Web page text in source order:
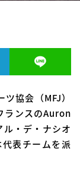
協会（MFJ）
ランスのAuron
・デ・ナシオ
表チームを派